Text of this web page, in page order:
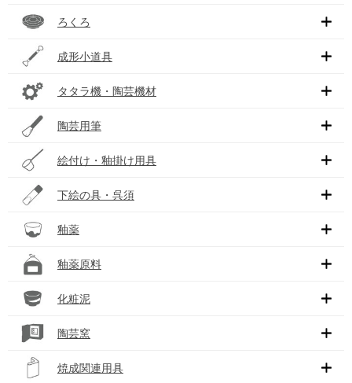
ろくろ
成形小道具
タタラ機・陶芸機材
陶芸用筆
絵付け・釉掛け用具
下絵の具・呉須
釉薬
釉薬原料
化粧泥
陶芸窯
焼成関連用具